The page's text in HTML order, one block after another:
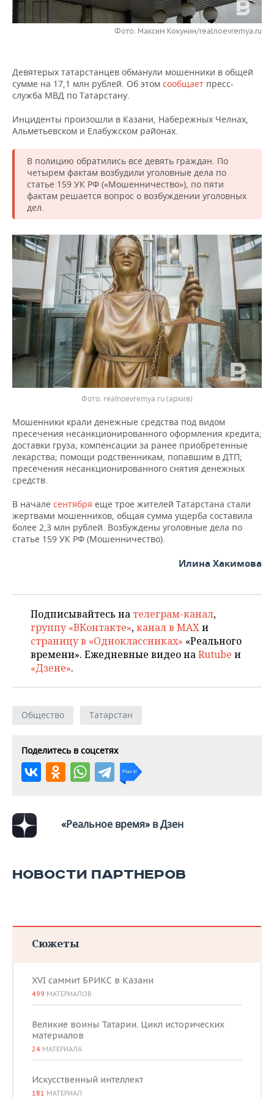
НЕФТЕХИМИЯ
ЭНЕРГЕТИКА
РОЗНИЧНАЯ ТОРГОВЛЯ
УСЛУГИ
НОВОСТИ ТЕХНОЛОГИЙ
МЕДИА
МЕРОПРИЯТИЯ
ВЫЕЗДНАЯ РЕДАКЦИЯ
ONLINE-КОНФЕРЕНЦИИ
ОТКРЫТАЯ ЛЕКЦИЯ
НОВОСТИ СПОРТА
ХОККЕЙ
БАСКЕТБОЛ
ВОЛЕЙБОЛ
КИБЕРСПОРТ
ФИГУРНОЕ КАТАНИЕ
ВОДНЫЕ ВИДЫ СПОРТА
ХОККЕЙ С МЯЧОМ
ОБЩЕСТВО
ВЛАСТЬ
ИНФРАСТРУКТУРА
ИСТОРИЯ
КУЛЬТУРА
МЕДИЦИНА
ОБРАЗОВАНИЕ
ПРОИСШЕСТВИЯ
СЮЖЕТЫ
СПРАВОЧНИК
СПИСОК ПЕРСОН
СПИСОК КОМПАНИЙ
ПОЛНАЯ ВЕРСИЯ
Фото: Максим Кокунин/realnoevremya.ru
Девятерых татарстанцев обманули мошенники в общей
сумме на 17,1 млн рублей. Об этом сообщает пресс-
служба МВД по Татарстану.
Инциденты произошли в Казани, Набережных Челнах,
Альметьевском и Елабужском районах.
В полицию обратились все девять граждан. По
четырем фактам возбудили уголовные дела по
статье 159 УК РФ («Мошенничество»), по пяти
фактам решается вопрос о возбуждении уголовных
дел.
Фото: realnoevremya.ru (архив)
Мошенники крали денежные средства под видом
пресечения несанкционированного оформления кредита;
доставки груза; компенсации за ранее приобретенные
лекарства; помощи родственникам, попавшим в ДТП;
пресечения несанкционированного снятия денежных
средств.
В начале сентября еще трое жителей Татарстана стали
жертвами мошенников, общая сумма ущерба составила
более 2,3 млн рублей. Возбуждены уголовные дела по
статье 159 УК РФ (Мошенничество).
Илина Хакимова
Подписывайтесь на телеграм-канал,
группу «ВКонтакте»,канал в MAXи
страницу в «Одноклассниках» «Реального
времени». Ежедневные видео наRutube и
«Дзене».
Общество Татарстан
Поделитесь в соцсетях
«Реальное время» в Дзен
НОВОСТИ ПАРТНЕРОВ
Сюжеты
XVI саммит БРИКС в Казани
499 МАТЕРИАЛОВ
Великие воины Татарии. Цикл исторических
материалов
24 МАТЕРИАЛА
Искусственный интеллект
181 МАТЕРИАЛ